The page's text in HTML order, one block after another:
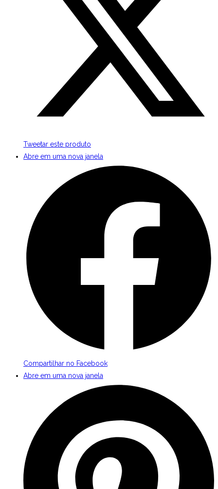
Tweetar este produto
Abre em uma nova janela
Compartilhar no Facebook
Abre em uma nova janela